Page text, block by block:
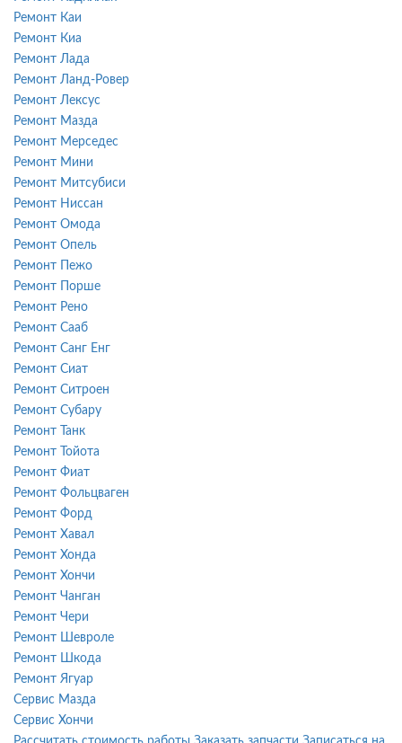
Ремонт Каи
Ремонт Киа
Ремонт Лада
Ремонт Ланд-Ровер
Ремонт Лексус
Ремонт Мазда
Ремонт Мерседес
Ремонт Мини
Ремонт Митсубиси
Ремонт Ниссан
Ремонт Омода
Ремонт Опель
Ремонт Пежо
Ремонт Порше
Ремонт Рено
Ремонт Сааб
Ремонт Санг Енг
Ремонт Сиат
Ремонт Ситроен
Ремонт Субару
Ремонт Танк
Ремонт Тойота
Ремонт Фиат
Ремонт Фольцваген
Ремонт Форд
Ремонт Хавал
Ремонт Хонда
Ремонт Хончи
Ремонт Чанган
Ремонт Чери
Ремонт Шевроле
Ремонт Шкода
Ремонт Ягуар
Сервис Мазда
Сервис Хончи